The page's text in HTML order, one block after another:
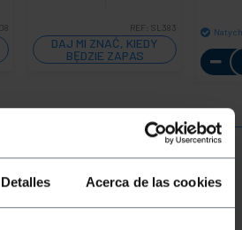
Detalles Acerca de las cookies
REF: SL383
DAJ MI ZNAĆ, KIEDY
BĘDZIE ZAPAS